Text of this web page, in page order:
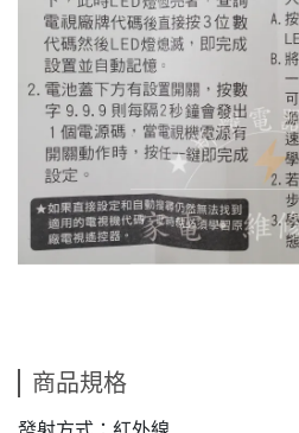
商品規格